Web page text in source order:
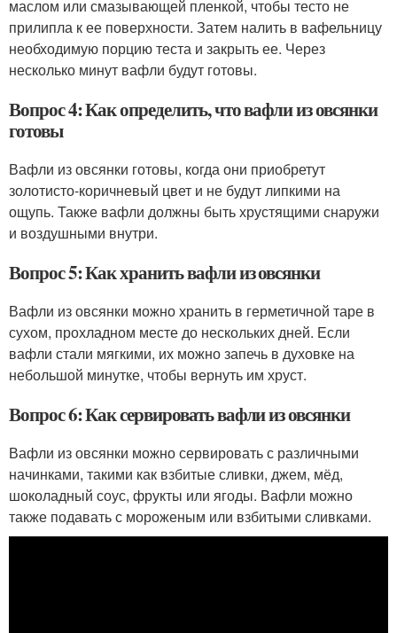
маслом или смазывающей пленкой, чтобы тесто не
прилипла к ее поверхности. Затем налить в вафельницу
необходимую порцию теста и закрыть ее. Через
несколько минут вафли будут готовы.
Вопрос 4: Как определить, что вафли из овсянки
готовы
Вафли из овсянки готовы, когда они приобретут
золотисто-коричневый цвет и не будут липкими на
ощупь. Также вафли должны быть хрустящими снаружи
и воздушными внутри.
Вопрос 5: Как хранить вафли из овсянки
Вафли из овсянки можно хранить в герметичной таре в
сухом, прохладном месте до нескольких дней. Если
вафли стали мягкими, их можно запечь в духовке на
небольшой минутке, чтобы вернуть им хруст.
Вопрос 6: Как сервировать вафли из овсянки
Вафли из овсянки можно сервировать с различными
начинками, такими как взбитые сливки, джем, мёд,
шоколадный соус, фрукты или ягоды. Вафли можно
также подавать с мороженым или взбитыми сливками.